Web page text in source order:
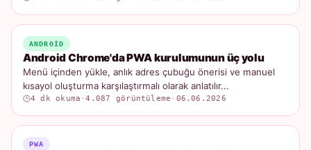
ANDROID
Android Chrome'da PWA kurulumunun üç yolu
Menü içinden yükle, anlık adres çubuğu önerisi ve manuel
kısayol oluşturma karşılaştırmalı olarak anlatılır...
4 dk okuma ·4.087 görüntüleme · 06.06.2026
PWA